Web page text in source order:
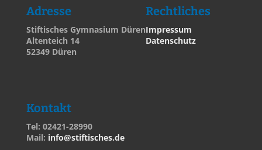
Adresse
Stiftisches Gymnasium Düren
Altenteich 14
52349 Düren
Rechtliches
Impressum
Datenschutz
Kontakt
Tel: 02421-28990
Mail: info@stiftisches.de